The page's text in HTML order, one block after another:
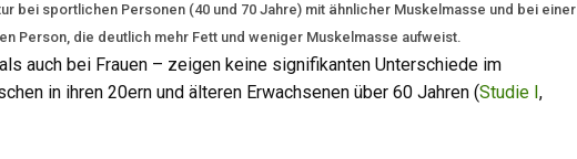
bei sportlichen Personen (40 und 70 Jahre) mit ähnlicher Muskelmasse und bei einer
Person, die deutlich mehr Fett und weniger Muskelmasse aufweist.
auch bei Frauen – zeigen keine signifikanten Unterschiede im
in ihren 20ern und älteren Erwachsenen über 60 Jahren (Studie I,